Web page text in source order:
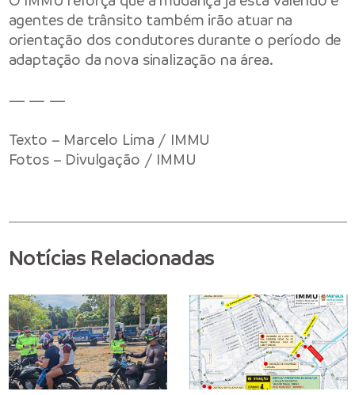
agentes de trânsito também irão atuar na
orientação dos condutores durante o período de
adaptação da nova sinalização na área.
— — —
Texto – Marcelo Lima / IMMU
Fotos – Divulgação / IMMU
Notícias Relacionadas